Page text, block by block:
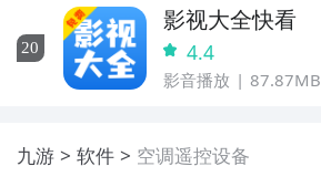
20
影视大全快看
4.4
影音播放 87.87MB
九游 软件 空调遥控设备